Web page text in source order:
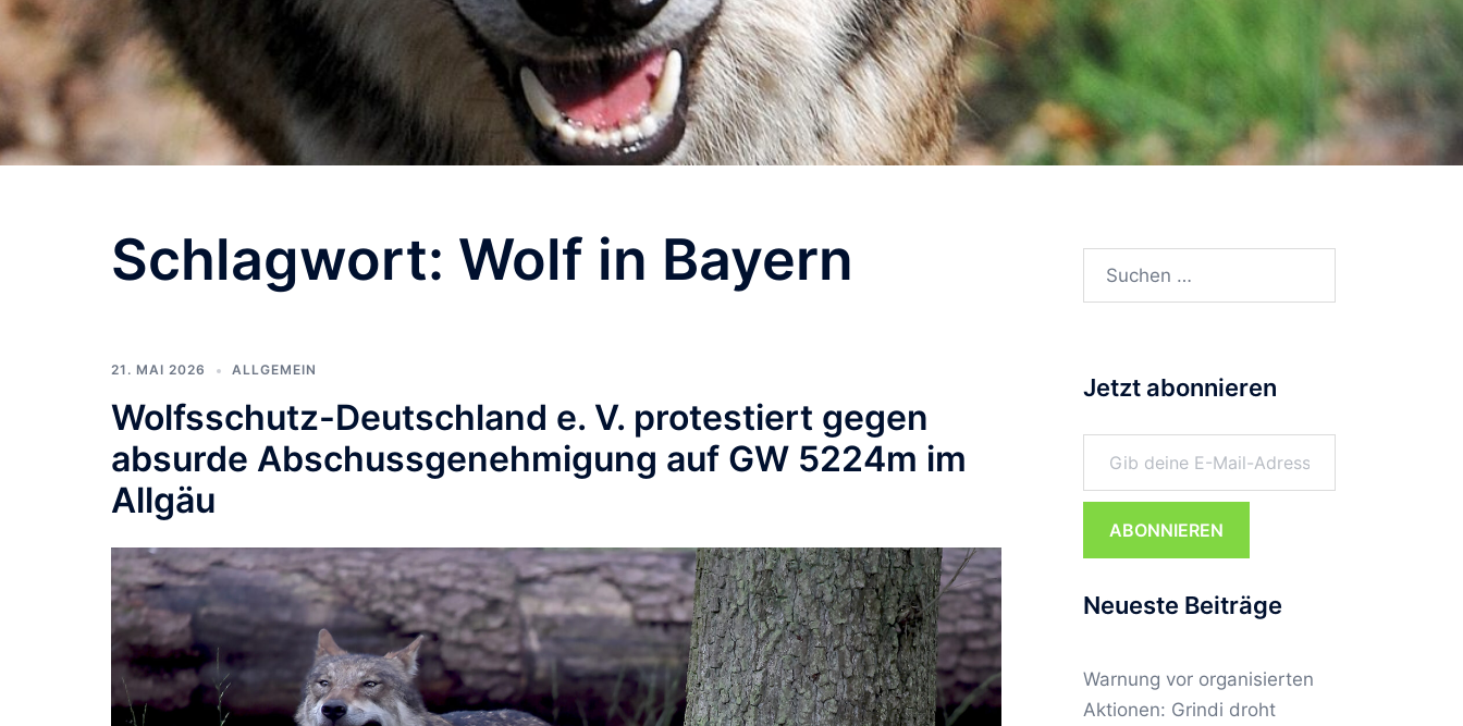
Schlagwort: Wolf in Bayern
21. MAI 2026 ALLGEMEIN
Wolfsschutz-Deutschland e. V. protestiert gegen
absurde Abschussgenehmigung auf GW 5224m im
Allgäu
Suchen
Jetzt abonnieren
Gib deine E-Mail-Adresse ein ...
ABONNIEREN
Neueste Beiträge
Warnung vor organisierten
Aktionen: Grindi droht